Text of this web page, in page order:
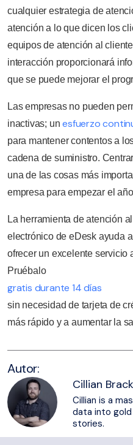
cualquier estrategia de
atención a lo que dicen los
equipos de atención al
interacción proporcionará
que se puede mejorar el
Las empresas no pueden
inactivas; unesfuerzo
para mantener contentos a
cadena de suministro.
una de las cosas más
empresa para empezar el
La herramienta de atención
electrónico de eDesk ayuda
ofrecer un excelente servicio
Pruébalo
gratis durante 14 días
sin necesidad de tarjeta de
más rápido y a aumentar la
Autor:
Cillian
Cillian is a
data into
stories.